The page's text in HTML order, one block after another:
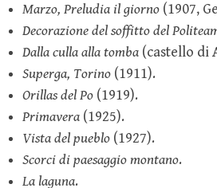
Marzo, Preludia il giorno (1907,
Decorazione del soffitto del
Dalla culla alla tomba (castello di
Superga, Torino (1911).
Orillas del Po (1919).
Primavera (1925).
Vista del pueblo (1927).
Scorci di paesaggio montano.
La laguna.